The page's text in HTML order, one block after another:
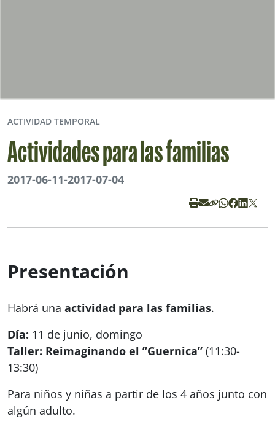
ACTIVIDAD TEMPORAL
Actividades para las familias
2017-06-11-2017-07-04
Presentación
Habrá una actividad para las familias.
Día: 11 de junio, domingo
Taller: Reimaginando el ”Guernica” (11:30-
13:30)
Para niños y niñas a partir de los 4 años junto con
algún adulto.